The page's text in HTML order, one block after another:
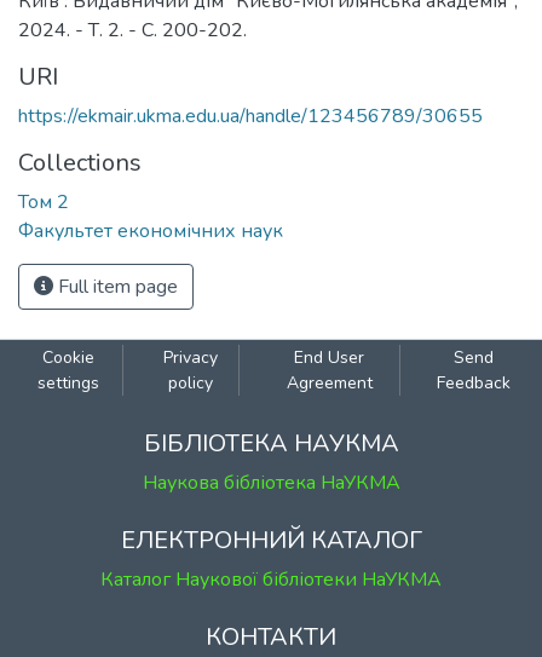
2024. - Т. 2. - С. 200-202.
URI
https://ekmair.ukma.edu.ua/handle/123456789/30655
Collections
Том 2
Факультет економічних наук
Full item page
Cookie
settings
Privacy
policy
End User
Agreement
Send
Feedback
БІБЛІОТЕКА НАУКМА
Наукова бібліотека НаУКМА
ЕЛЕКТРОННИЙ КАТАЛОГ
Каталог Наукової бібліотеки НаУКМА
КОНТАКТИ